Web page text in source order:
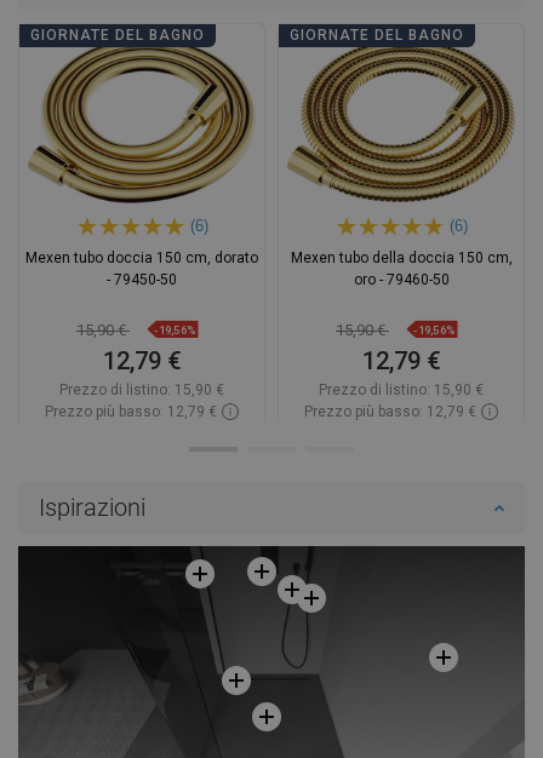
GIORNATE DEL BAGNO
(6)
Mexen tubo doccia 150 cm, dorato
- 79450-50
15,90 € -19,56%
12,79 €
Prezzo di listino: 15,90 €
Prezzo più basso: 12,79 €
GIORNATE DEL BAGNO
(6)
Mexen tubo della doccia 150 cm,
oro - 79460-50
15,90 € -19,56%
12,79 €
Prezzo di listino: 15,90 €
Prezzo più basso: 12,79 €
Ispirazioni